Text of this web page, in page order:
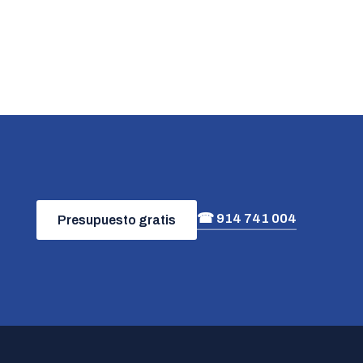
Presupuesto gratis ☎ 914 741 004